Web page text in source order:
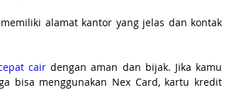
alamat kantor yang jelas dan kontak
cair dengan aman dan bijak. Jika kamu
bisa menggunakan Nex Card, kartu kredit